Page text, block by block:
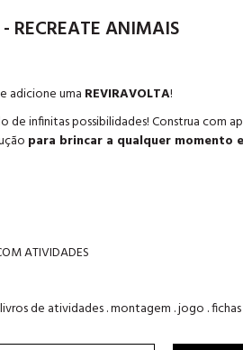
RECREATE ANIMAIS
adicione uma REVIRAVOLTA!
de infinitas possibilidades! Construa com
para brincar a qualquer momento
ATIVIDADES
de atividades . montagem . jogo .